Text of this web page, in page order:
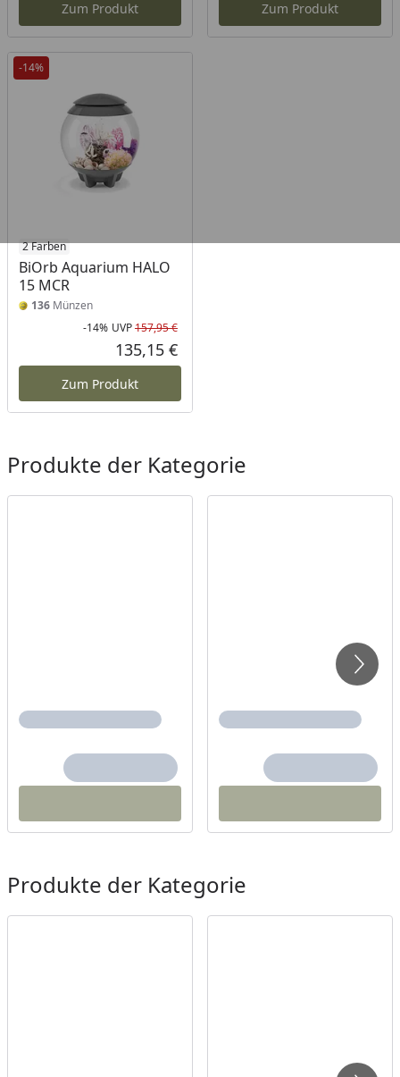
Zum Produkt Zum Produkt
-14%
2 Farben
BiOrb Aquarium HALO
15 MCR
136 Münzen
Rabatt in Prozent
-14%
Ursprünglicher Preis
UVP157,95 €
Aktueller Preis
135,15 €
Zum Produkt
Produkte der Kategorie
Produkte der Kategorie